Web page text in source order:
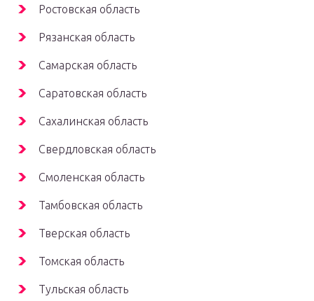
Ростовская область
Рязанская область
Самарская область
Саратовская область
Сахалинская область
Свердловская область
Смоленская область
Тамбовская область
Тверская область
Томская область
Тульская область